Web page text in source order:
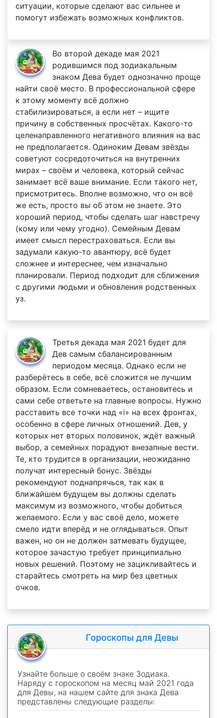
ситуации, которые сделают вас сильнее и
помогут избежать возможных конфликтов.
Во второй декаде мая 2021
родившимся под зодиакальным
знаком Дева будет однозначно проще
найти своё место. В профессиональной сфере
к этому моменту всё должно
стабилизироваться, а если нет – ищите
причину в собственных просчётах. Какого-то
целенаправленного негативного влияния на вас
не предполагается. Одиноким Девам звёзды
советуют сосредоточиться на внутренних
мирах – своём и человека, который сейчас
занимает всё ваше внимание. Если такого нет,
присмотритесь. Вполне возможно, что он всё
же есть, просто вы об этом не знаете. Это
хороший период, чтобы сделать шаг навстречу
(кому или чему угодно). Семейным Девам
имеет смысл перестраховаться. Если вы
задумали какую-то авантюру, всё будет
сложнее и интереснее, чем изначально
планировали. Период подходит для сближения
с другими людьми и обновления родственных
уз.
Третья декада мая 2021 будет для
Дев самым сбалансированным
периодом месяца. Однако если не
разберётесь в себе, всё сложится не лучшим
образом. Если сомневаетесь, остановитесь и
сами себе ответьте на главные вопросы. Нужно
расставить все точки над «i» на всех фронтах,
особенно в сфере личных отношений. Дев, у
которых нет вторых половинок, ждёт важный
выбор, а семейных порадуют внезапные вести.
Те, кто трудится в организации, неожиданно
получат интересный бонус. Звёзды
рекомендуют поднапрячься, так как в
ближайшем будущем вы должны сделать
максимум из возможного, чтобы добиться
желаемого. Если у вас своё дело, можете
смело идти вперёд и не оглядываться. Опыт
важен, но он не должен затмевать будущее,
которое зачастую требует принципиально
новых решений. Поэтому не зацикливайтесь и
старайтесь смотреть на мир без цветных
очков.
Гороскопы для Девы
Узнайте больше о своём знаке Зодиака.
Наряду с гороскопом на месяц май 2021 года
для Девы, на нашем сайте для знака Дева
представлены следующие разделы: